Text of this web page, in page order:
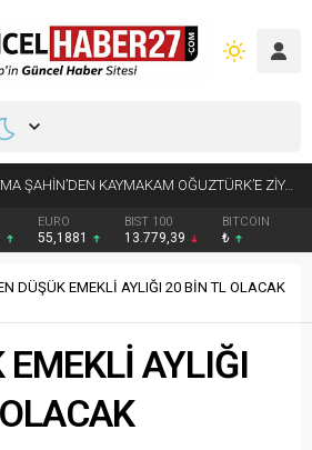
AĞAÇLARI BEYAZA BÜRÜDÜ
EURO
55,1881
BIST 100
13.779,39
BITCOIN
₺
DÜŞÜK EMEKLİ AYLIĞI 20 BİN TL OLACAK
EMEKLİ AYLIĞI